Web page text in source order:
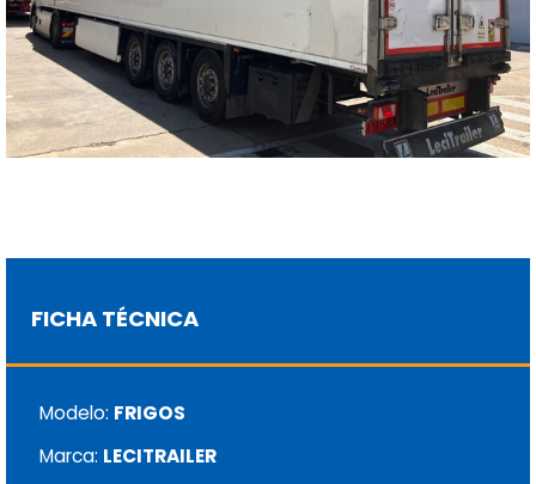
FICHA TÉCNICA
Modelo: FRIGOS
Marca: LECITRAILER